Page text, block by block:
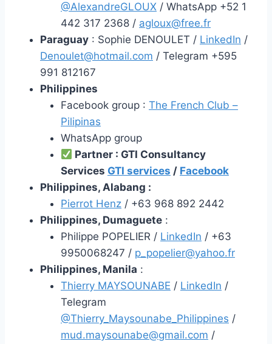
@AlexandreGLOUX / WhatsApp +52 1
442 317 2368 / agloux@free.fr
Paraguay : Sophie DENOULET / LinkedIn /
Denoulet@hotmail.com / Telegram +595
991 812167
Philippines
Facebook group : The French Club –
Pilipinas
WhatsApp group
Partner : GTI Consultancy
Services GTI services / Facebook
Philippines, Alabang :
Pierrot Henz / +63 968 892 2442
Philippines, Dumaguete :
Philippe POPELIER / LinkedIn / +63
9950068247 / p_popelier@yahoo.fr
Philippines, Manila :
Thierry MAYSOUNABE / LinkedIn /
Telegram
@Thierry_Maysounabe_Philippines /
mud.maysounabe@gmail.com /